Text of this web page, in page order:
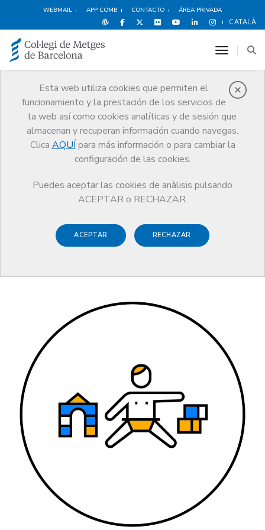
WEBMAIL APP COMB CONTACTO ÁREA PRIVADA
CATALÀ
Esta web utiliza cookies que permiten el
funcionamiento y la prestación de los servicios de
la web así como cookies analíticas y de sesión que
almacenan y recuperan información cuando navegas.
Clica AQUÍ para más información o para cambiar la
configuración de las cookies.
Puedes aceptar las cookies de anàlisis pulsando
ACEPTAR o RECHAZAR.
ACEPTAR RECHAZAR
toggle
Protección social
Servicios Salud y bienestar del médico
Protección social
Ayudas y prestaciones del programa
Ayuda para el tratamiento de la atención precoz a hijos de 0 a 5 años
Ayuda para el tratamiento
de la atención precoz a hijos
de 0 a 5 años